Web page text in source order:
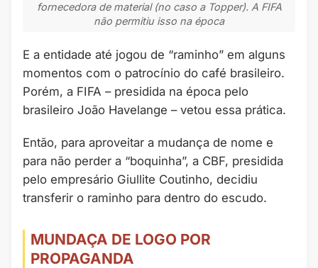
fornecedora de material (no caso a Topper). A FIFA
não permitiu isso na época
E a entidade até jogou de “raminho” em alguns
momentos com o patrocínio do café brasileiro.
Porém, a FIFA – presidida na época pelo
brasileiro João Havelange – vetou essa prática.
Então, para aproveitar a mudança de nome e
para não perder a “boquinha”, a CBF, presidida
pelo empresário Giullite Coutinho, decidiu
transferir o raminho para dentro do escudo.
MUNDAÇA DE LOGO POR
PROPAGANDA